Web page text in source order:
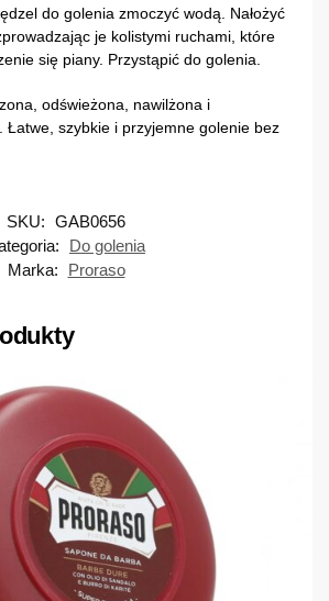
do golenia zmoczyć wodą. Nałożyć
je kolistymi ruchami, które
się piany. Przystąpić do golenia.
odświeżona, nawilżona i
Łatwe, szybkie i przyjemne golenie bez
SKU: GAB0656
Do golenia
Marka:
Proraso